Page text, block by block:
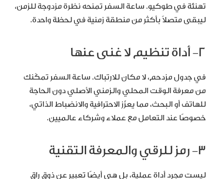
تهنئة في طوكيو. ساعة السفر تمنحه نظرة مزدوجة للزمن،
ليبقى متصلاً بأكثر من منطقة زمنية في لحظة واحدة.
2- أداة تنظيم لا غنى عنها
في جدول مزدحم، لا مكان للارتباك. ساعة السفر تمكّنك
من معرفة الوقت المحلي والزمني الأصلي دون الحاجة
للهاتف أو البحث، مما يعزّز الاحترافية والانضباط الذاتي،
خصوصًا عند التعامل مع عملاء وشركاء عالميين.
3- رمز للرقي والمعرفة التقنية
ليست مجرد أداة عملية، بل هي أيضًا تعبير عن ذوق راقٍ